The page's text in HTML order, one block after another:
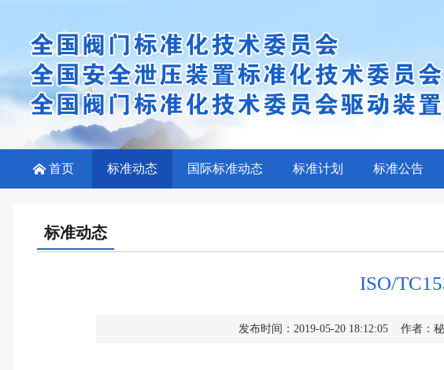
首页 标准动态 国际标准动态 标准计划 标准公告
标准动态
ISO/
发布时间：2019-05-20 18:12:05 作者